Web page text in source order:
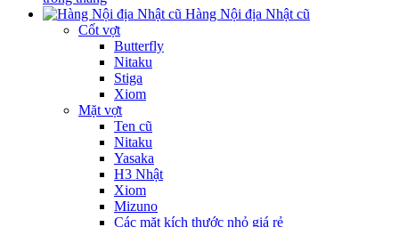
Hàng Nội địa Nhật cũ
Cốt vợt
Butterfly
Nitaku
Stiga
Xiom
Mặt vợt
Ten cũ
Nitaku
Yasaka
H3 Nhật
Xiom
Mizuno
Các mặt kích thước nhỏ giá rẻ